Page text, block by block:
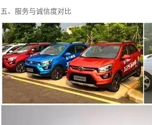
五、服务与诚信度对比